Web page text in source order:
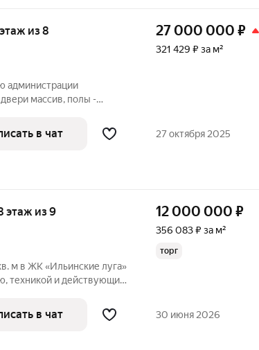
из 8
администрации
массив, полы -
Германия,
27 000 000 ₽
321 429 ₽ за м²
в чат 27 октября 2025
этаж из 9
м в ЖК «Ильинские луга»
техникой и действующим
квартира уже сдается
12 000 000 ₽
356 083 ₽ за м²
торг
в чат 30 июня 2026